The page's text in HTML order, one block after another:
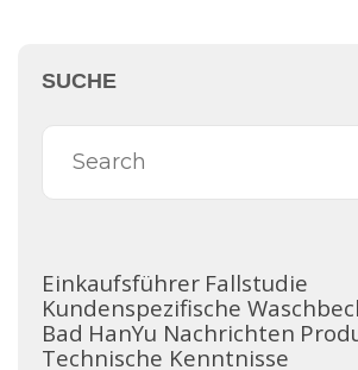
SUCHE
Einkaufsführer Fallstudie
Kundenspezifische
Bad HanYu Nachrichten
Technische Kenntnisse